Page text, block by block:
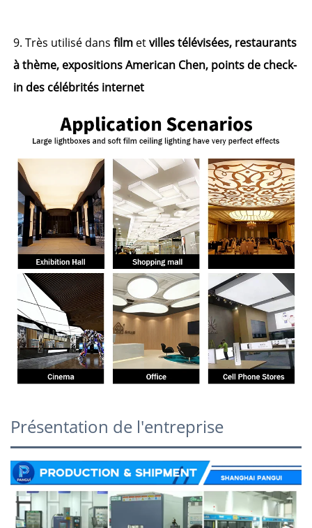
9. Très utilisé dans film etvilles télévisées, restaurants
à thème, expositions American Chen, points de check-
in des célébrités internet
Présentation de l'entreprise